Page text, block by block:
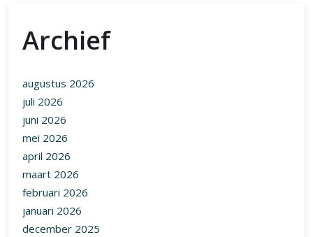
Archief
augustus 2026
juli 2026
juni 2026
mei 2026
april 2026
maart 2026
februari 2026
januari 2026
december 2025